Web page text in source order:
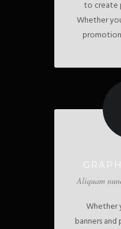
to create
Whether
Aliquam
Whether
banners